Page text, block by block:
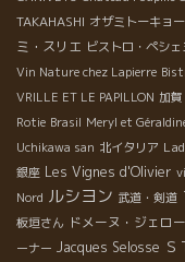
TAKAHASHI オザミトーキョー
ミ・スリエ ビストロ・ペシ
Vin Nature chez Lapierre
VRILLE ET LE PAPILLON 加賀
Rotie Brasil Meryl et
Uchikawa san 北イタリア
銀座 Les Vignes d'Olivier
Nord ルシヨン 武道・剣道
板垣さん ドメーヌ・ジェロ
ーナー Jacques Selosse Ｓ